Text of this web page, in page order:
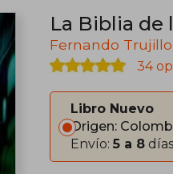
La Biblia de
Fernando Trujillo
34
Libro Nuevo
Origen:
Envío: 5 a 8